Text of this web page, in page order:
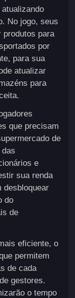
No jogo, seus
produtos para
por
para sua
atualizar
para
que precisam
de
e
sua renda
desbloquear
do
de
eficiente, o
permitem
de cada
gestores.
o tempo